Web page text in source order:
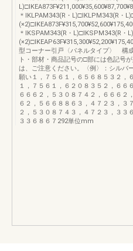
＊IKLPAM343(R・L)□IKLPM343(R・
＊IKSPAM343(R・L)□IKSPM343(R・
型コーナー引戸〈パネルタイプ〉 構
ト・部材・商品記号の□部には色記号
は、ご注意ください。〈例〉：シル
願い１，７５６１，６５６８５３２，
１，７５６１，６２０８３５２，６６
６６６２，５３０８７４２，６６６２
６２，５６６８８６３，４７２３，３
２，５３０８７４３，４７２３，３３
３３６８６７292単位mm